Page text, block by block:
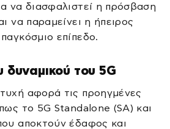
να διασφαλιστεί η πρόσβαση
να παραμείνει η ήπειρος
επίπεδο.
δυναμικού του 5G
αφορά τις προηγμένες
το 5G Standalone (SA) και
αποκτούν έδαφος και